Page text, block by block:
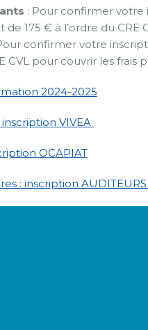
: Pour confirmer votre
175 € à l’ordre du CRE
confirmer votre
CVL pour couvrir les frais
2024-2025
VIVEA
OCAPIAT
: inscription AUDITEURS